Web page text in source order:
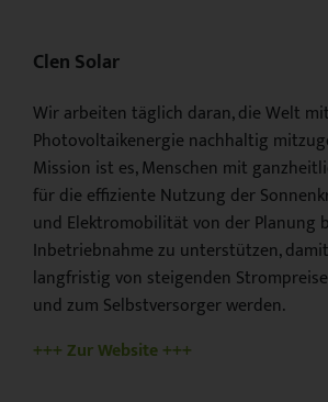
Clen Solar
Wir arbeiten täglich daran, die Welt
Photovoltaikenergie nachhaltig
Mission ist es, Menschen mit
für die effiziente Nutzung der
und Elektromobilität von der Planung
Inbetriebnahme zu unterstützen,
langfristig von steigenden
und zum Selbstversorger werden.
+++ Zur Website +++